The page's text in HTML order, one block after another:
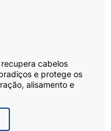
cabelos
e protege os
alisamento e
devolvendo
os cabelos